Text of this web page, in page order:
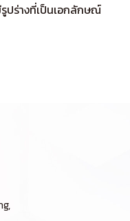
ปร่างที่เป็นเอกลักษณ์